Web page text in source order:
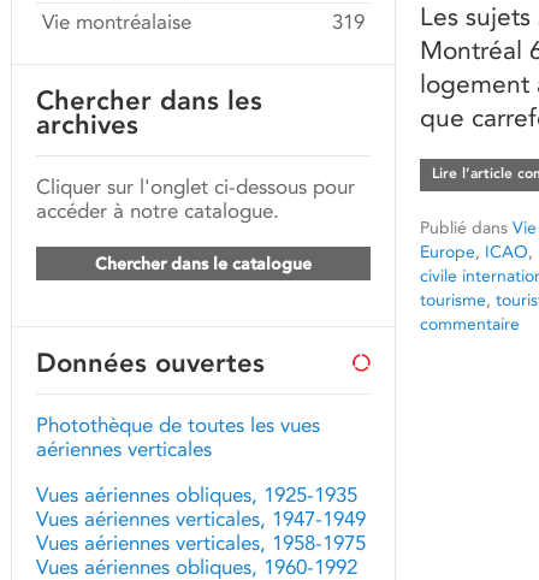
Les
Montréal
logement
que
Lire l’article
Publié dans
Europe, ICAO,
civile
tourisme,
commentaire
Vie montréalaise
319
Chercher dans les
archives
Cliquer sur l'onglet ci-dessous pour
accéder à notre catalogue.
Chercher dans le catalogue
Données ouvertes
Photothèque de toutes les vues
aériennes verticales
Vues aériennes obliques, 1925-1935
Vues aériennes verticales, 1947-1949
Vues aériennes verticales, 1958-1975
Vues aériennes obliques, 1960-1992